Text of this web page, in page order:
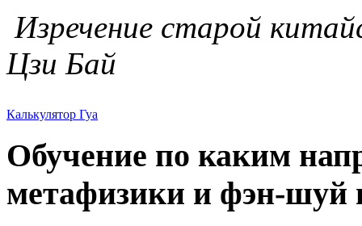
Изречение старой
Цзи Бай
Калькулятор Гуа
Обучение по каким
метафизики и фэн-шуй